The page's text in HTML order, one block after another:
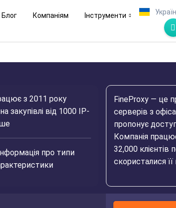
Блог Компаніям Інструменти
з 2011 року
закупівлі від 1000 IP-
про типи
FineProxy — це
серверів з
пропонує
Компанія
32,000 клієнтів
скористалися